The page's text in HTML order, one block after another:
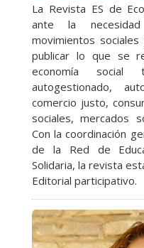
La Revista ES de
ante la
movimientos
publicar lo que se
economía
autogestionado,
comercio justo,
sociales, mercados
Con la coordinación
de la Red de
Solidaria, la revista
Editorial participativo.